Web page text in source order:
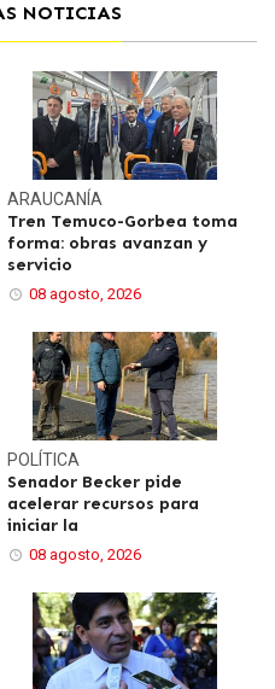
NOTICIAS
ARAUCANÍA
Tren Temuco-Gorbea toma
forma: obras avanzan y
servicio
08 agosto, 2026
POLÍTICA
Senador Becker pide
acelerar recursos para
iniciar la
08 agosto, 2026